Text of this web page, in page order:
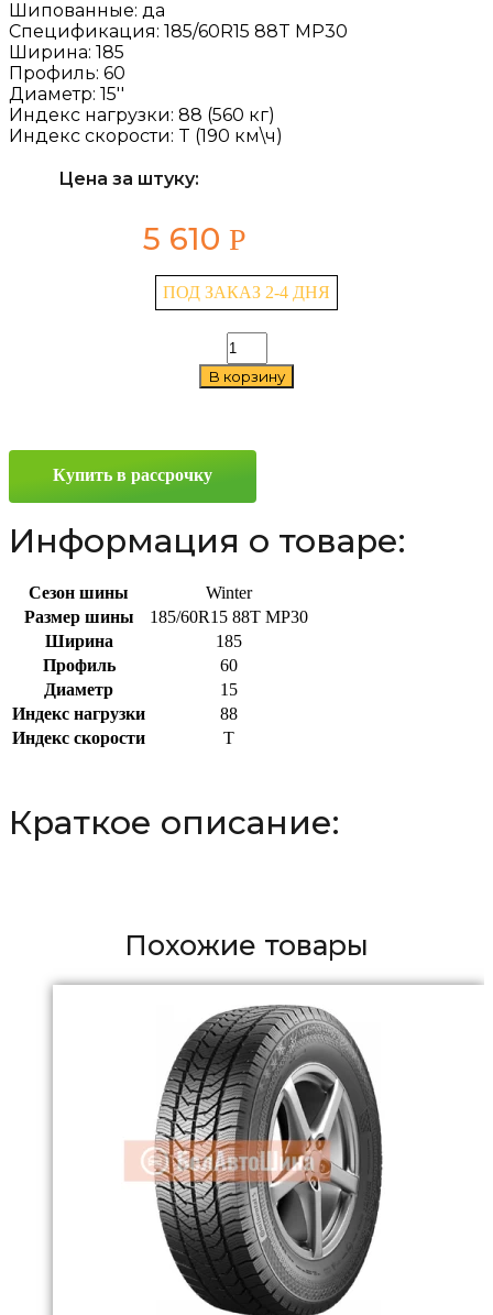
Шипованные: да
Спецификация: 185/60R15 88T MP30
Ширина: 185
Профиль: 60
Диаметр: 15''
Индекс нагрузки: 88 (560 кг)
Индекс скорости: T (190 км\ч)
Цена за штуку:
5 610 Р
ПОД ЗАКАЗ 2-4 ДНЯ
Количество
товара
Torero
В корзину
Купить в рассрочку
Информация о товаре:
Сезон шины
Winter
Размер шины
185/60R15 88T MP30
Ширина
185
Профиль
60
Диаметр
15
Индекс нагрузки
88
Индекс скорости
T
Краткое описание:
Похожие товары